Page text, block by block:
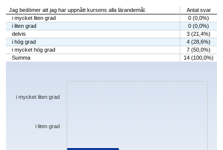
Jag bedömer att jag har uppnått kursens alla lärandemål.
Antal svar
i mycket liten grad
0 (0,0%)
i liten grad
0 (0,0%)
delvis
3 (21,4%)
i hög grad
4 (28,6%)
i mycket hög grad
7 (50,0%)
Summa
14 (100,0%)
Chart
The chart has 1 X axis displaying categories.
i liten grad
i mycket liten grad